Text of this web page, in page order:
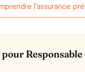
l'assurance